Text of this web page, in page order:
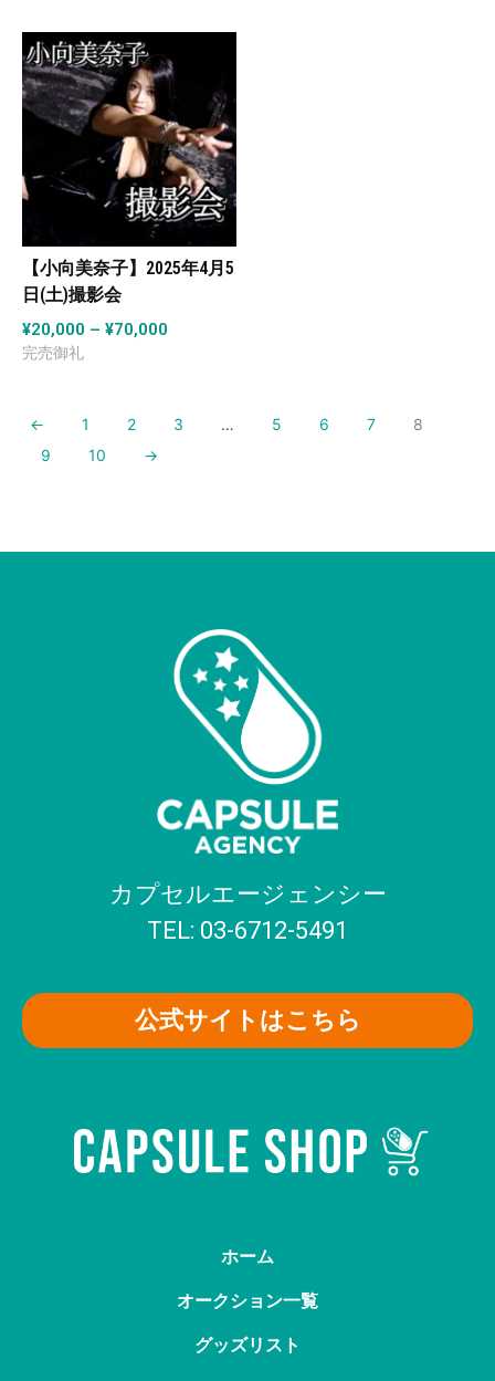
【小向美奈子】2025年4月5
日(土)撮影会
¥20,000 – ¥70,000
← 1 2 3 … 5 6 7
8
9
10 →
カプセルエージェンシー
TEL: 03-6712-5491
公式サイトはこちら
ホーム
オークション一覧
グッズリスト